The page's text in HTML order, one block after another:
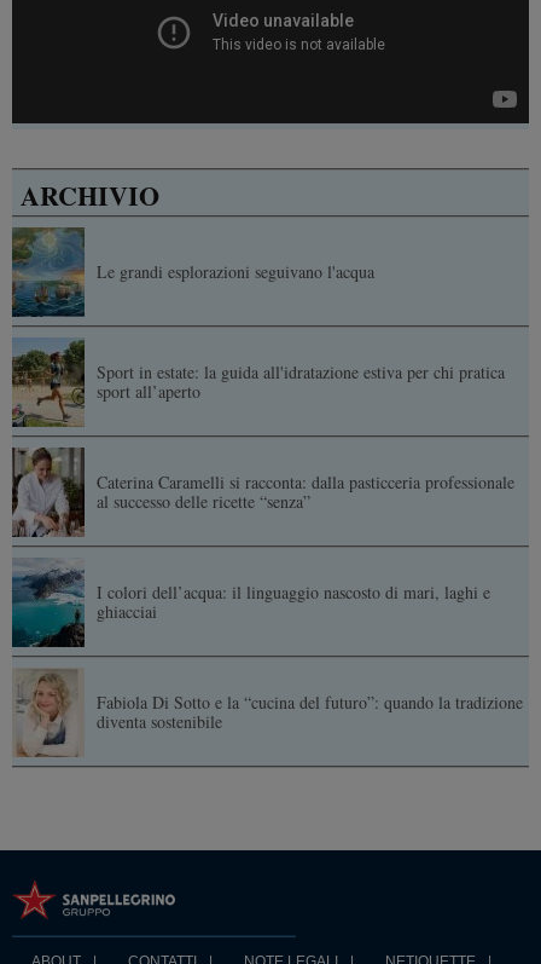
ARCHIVIO
Le grandi esplorazioni seguivano l'acqua
Sport in estate: la guida all'idratazione estiva per chi pratica
sport all’aperto
Caterina Caramelli si racconta: dalla pasticceria professionale
al successo delle ricette “senza”
I colori dell’acqua: il linguaggio nascosto di mari, laghi e
ghiacciai
Fabiola Di Sotto e la “cucina del futuro”: quando la tradizione
diventa sostenibile